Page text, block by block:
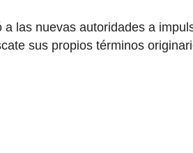
las nuevas autoridades a
sus propios términos